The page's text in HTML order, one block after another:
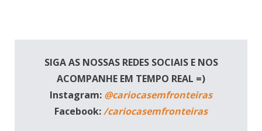
SIGA AS NOSSAS REDES SOCIAIS E NOS
ACOMPANHE EM TEMPO REAL =)
Instagram: @cariocasemfronteiras
Facebook:/cariocasemfronteiras